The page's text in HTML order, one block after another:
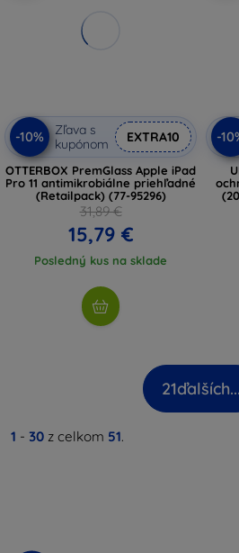
-10%
Zľava s
kupónom
EXTRA10
OTTERBOX PremGlass Apple iPad
Pro 11 antimikrobiálne priehľadné
(Retailpack) (77-95296)
31,89 €
15,79 €
Posledný kus na sklade
-
21ďalších...
1 - 30 z celkom 51.